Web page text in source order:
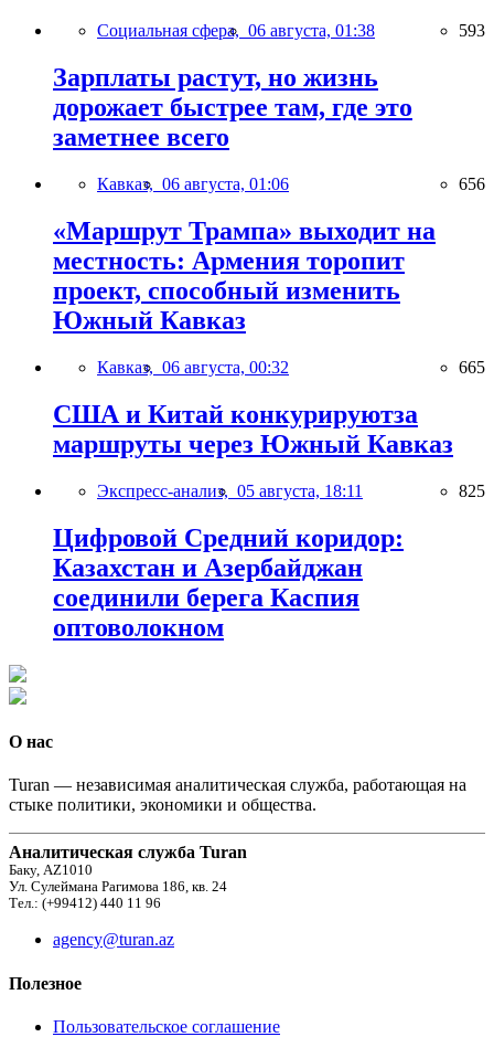
Социальная сфера, 06 августа, 01:38 593
Зарплаты растут, но жизнь
дорожает быстрее там, где это
заметнее всего
Кавказ, 06 августа, 01:06 656
«Маршрут Трампа» выходит на
местность: Армения торопит
проект, способный изменить
Южный Кавказ
Кавказ, 06 августа, 00:32 665
США и Китай конкурируютза
маршруты через Южный Кавказ
Экспресс-анализ, 05 августа, 18:11 825
Цифровой Средний коридор:
Казахстан и Азербайджан
соединили берега Каспия
оптоволокном
О нас
Turan — независимая аналитическая служба, работающая на
стыке политики, экономики и общества.
Аналитическая служба Turan
Баку, AZ1010
Ул. Сулеймана Рагимова 186, кв. 24
Тел.: (+99412) 440 11 96
agency@turan.az
Полезное
Пользовательское соглашение